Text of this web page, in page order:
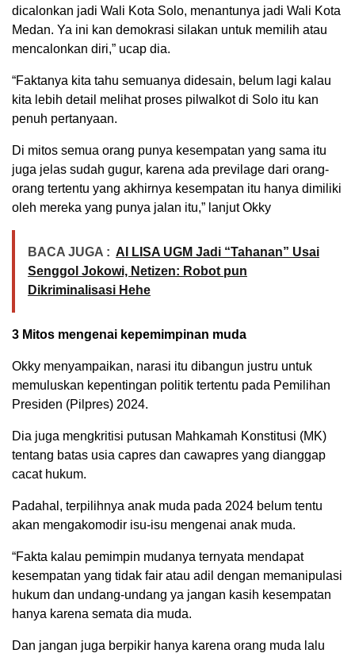
dicalonkan jadi Wali Kota Solo, menantunya jadi Wali Kota
Medan. Ya ini kan demokrasi silakan untuk memilih atau
mencalonkan diri,” ucap dia.
“Faktanya kita tahu semuanya didesain, belum lagi kalau
kita lebih detail melihat proses pilwalkot di Solo itu kan
penuh pertanyaan.
Di mitos semua orang punya kesempatan yang sama itu
juga jelas sudah gugur, karena ada previlage dari orang-
orang tertentu yang akhirnya kesempatan itu hanya dimiliki
oleh mereka yang punya jalan itu,” lanjut Okky
BACA JUGA : AI LISA UGM Jadi “Tahanan” Usai
Senggol Jokowi, Netizen: Robot pun
Dikriminalisasi Hehe
3 Mitos mengenai kepemimpinan muda
Okky menyampaikan, narasi itu dibangun justru untuk
memuluskan kepentingan politik tertentu pada Pemilihan
Presiden (Pilpres) 2024.
Dia juga mengkritisi putusan Mahkamah Konstitusi (MK)
tentang batas usia capres dan cawapres yang dianggap
cacat hukum.
Padahal, terpilihnya anak muda pada 2024 belum tentu
akan mengakomodir isu-isu mengenai anak muda.
“Fakta kalau pemimpin mudanya ternyata mendapat
kesempatan yang tidak fair atau adil dengan memanipulasi
hukum dan undang-undang ya jangan kasih kesempatan
hanya karena semata dia muda.
Dan jangan juga berpikir hanya karena orang muda lalu